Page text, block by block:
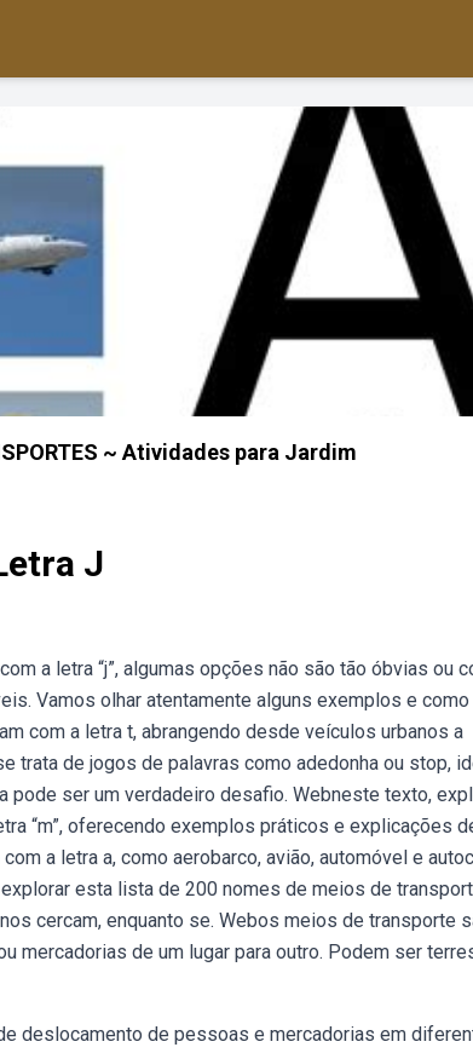
~ Atividades para Jardim
J
a letra “j”, algumas opções não são tão óbvias ou
Vamos olhar atentamente alguns exemplos e
com a letra t, abrangendo desde veículos urbanos a
trata de jogos de palavras como adedonha ou stop,
ser um verdadeiro desafio. Webneste texto,
“m”, oferecendo exemplos práticos e explicações
a letra a, como aerobarco, avião, automóvel e
esta lista de 200 nomes de meios de
cercam, enquanto se. Webos meios de transporte
mercadorias de um lugar para outro. Podem ser
deslocamento de pessoas e mercadorias em